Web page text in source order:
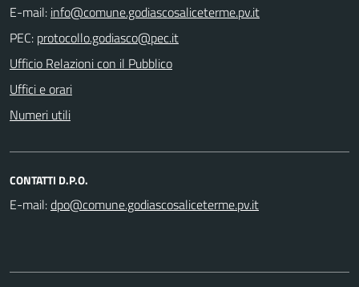
E-mail:
PEC:
Ufficio Relazioni con il Pubblico
Uffici e orari
Numeri utili
CONTATTI D.P.O.
E-mail: